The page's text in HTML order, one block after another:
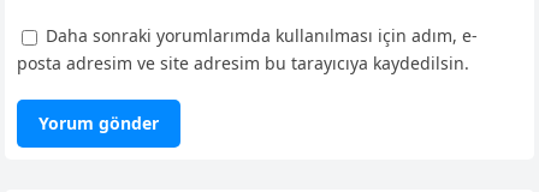
Daha sonraki yorumlarımda kullanılması için adım, e-
posta adresim ve site adresim bu tarayıcıya kaydedilsin.